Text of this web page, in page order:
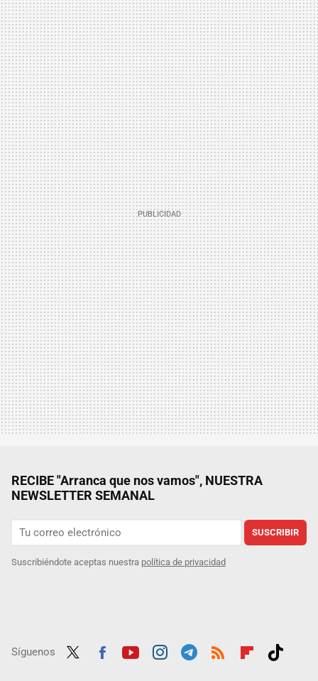
RECIBE "Arranca que nos vamos", NUESTRA
NEWSLETTER SEMANAL
SUSCRIBIR
Suscribiéndote aceptas nuestra política de privacidad
Síguenos